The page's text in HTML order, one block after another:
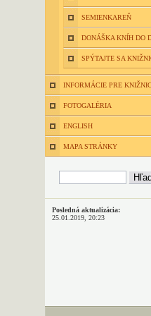
SEMIENKAREŇ
DONÁŠKA KNÍH DO
SPÝTAJTE SA
INFORMÁCIE PRE
FOTOGALÉRIA
ENGLISH
MAPA STRÁNKY
Posledná aktualizácia:
25.01.2019, 20:23